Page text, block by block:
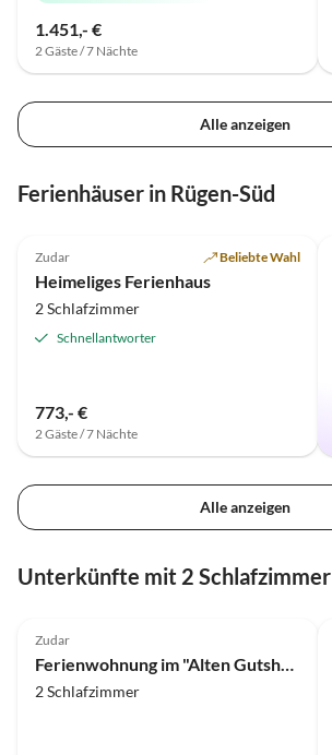
1.451,- €
2 Gäste / 7 Nächte
Alle anzeigen
Ferienhäuser in Rügen-Süd
Zudar Beliebte Wahl
Heimeliges Ferienhaus
2 Schlafzimmer
Schnellantworter
773,- €
2 Gäste / 7 Nächte
Alle anzeigen
Unterkünfte mit 2 Schlafzimmer
Zudar
Ferienwohnung im "Alten Gutshaus" in Losentitz auf Rügen
2 Schlafzimmer